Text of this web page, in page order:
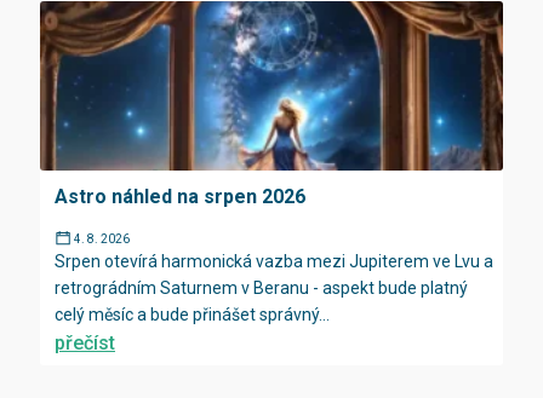
Astro náhled na srpen 2026
4. 8. 2026
Srpen otevírá harmonická vazba mezi Jupiterem ve Lvu a
retrográdním Saturnem v Beranu - aspekt bude platný
celý měsíc a bude přinášet správný...
přečíst